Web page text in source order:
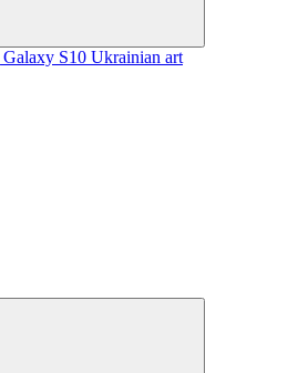
S10 Ukrainian art